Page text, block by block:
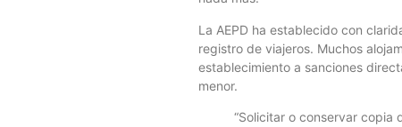
La AEPD ha establecido con
registro de viajeros. Muchos
establecimiento a sanciones
menor.
“Solicitar o conservar copia